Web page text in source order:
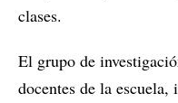
clases.
El grupo de
docentes de la escuela,